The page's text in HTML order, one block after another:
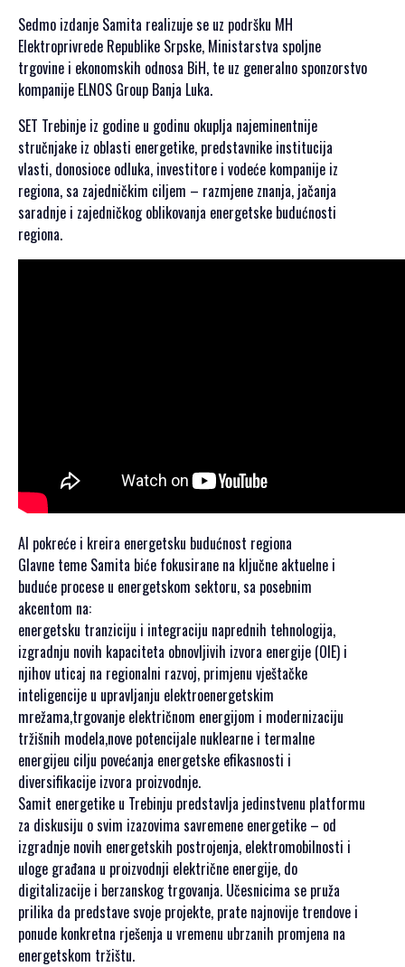
POKROVITELJI I
SPONZORI SET
2026
POKROVITELJI I
SPONZORI SET
2025
POKROVITELJI I
SPONZORI SET
2024
SPONZORI SET
2020
PORTFOLIO SET
DRUŠTVENI
DOGAĐAJI
HERCEGOVAČKA
VEČERA
AFTER PARTI
IZLETI
NOVOSTI
KONTAKT
PRIJAVA
ZA
SAMIT
Sedmo izdanje Samita realizuje se uz podršku MH
Elektroprivrede Republike Srpske, Ministarstva spoljne
trgovine i ekonomskih odnosa BiH, te uz generalno sponzorstvo
kompanije ELNOS Group Banja Luka.
SET Trebinje iz godine u godinu okuplja najeminentnije
stručnjake iz oblasti energetike, predstavnike institucija
vlasti, donosioce odluka, investitore i vodeće kompanije iz
regiona, sa zajedničkim ciljem – razmjene znanja, jačanja
saradnje i zajedničkog oblikovanja energetske budućnosti
regiona.
AI pokreće i kreira energetsku budućnost regiona
Glavne teme Samita biće fokusirane na ključne aktuelne i
buduće procese u energetskom sektoru, sa posebnim
akcentom na:
energetsku tranziciju i integraciju naprednih tehnologija,
izgradnju novih kapaciteta obnovljivih izvora energije (OIE) i
njihov uticaj na regionalni razvoj, primjenu vještačke
inteligencije u upravljanju elektroenergetskim
mrežama,trgovanje električnom energijom i modernizaciju
tržišnih modela,nove potencijale nuklearne i termalne
energijeu cilju povećanja energetske efikasnosti i
diversifikacije izvora proizvodnje.
Samit energetike u Trebinju predstavlja jedinstvenu platformu
za diskusiju o svim izazovima savremene energetike – od
izgradnje novih energetskih postrojenja, elektromobilnosti i
uloge građana u proizvodnji električne energije, do
digitalizacije i berzanskog trgovanja. Učesnicima se pruža
prilika da predstave svoje projekte, prate najnovije trendove i
ponude konkretna rješenja u vremenu ubrzanih promjena na
energetskom tržištu.